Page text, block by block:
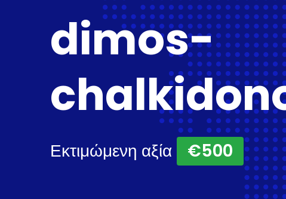
dimos-
Εκτιμώμενη αξία €500